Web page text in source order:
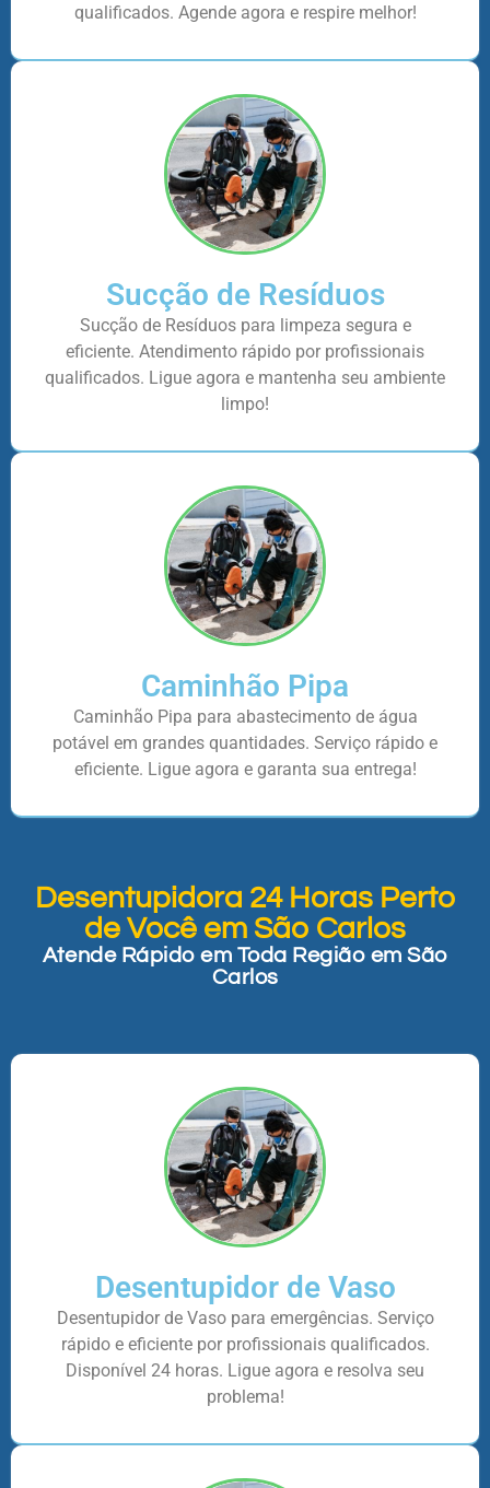
qualificados. Agende agora e respire melhor!
Sucção de Resíduos
Sucção de Resíduos para limpeza segura e
eficiente. Atendimento rápido por profissionais
qualificados. Ligue agora e mantenha seu ambiente
limpo!
Caminhão Pipa
Caminhão Pipa para abastecimento de água
potável em grandes quantidades. Serviço rápido e
eficiente. Ligue agora e garanta sua entrega!
Desentupidora 24 Horas Perto
de Você em São Carlos
Atende Rápido em Toda Região em São
Carlos
Desentupidor de Vaso
Desentupidor de Vaso para emergências. Serviço
rápido e eficiente por profissionais qualificados.
Disponível 24 horas. Ligue agora e resolva seu
problema!